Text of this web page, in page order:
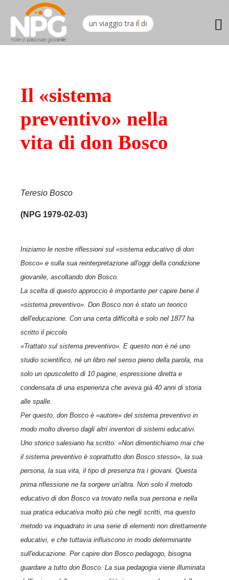
Il «sistema
preventivo» nella
vita di don Bosco
Teresio Bosco
(NPG 1979-02-03)
Iniziamo le nostre riflessioni sul «sistema educativo di don
Bosco» e sulla sua reinterpretazione all'oggi della condizione
giovanile, ascoltando don Bosco.
La scelta di questo approccio è importante per capire bene il
«sistema preventivo». Don Bosco non è stato un teorico
dell'educazione. Con una certa difficoltà e solo nel 1877 ha
scritto il piccolo
«Trattato sul sistema preventivo». E questo non è né uno
studio scientifico, né un libro nel senso pieno della parola, ma
solo un opuscoletto di 10 pagine, espressione diretta e
condensata di una esperienza che aveva già 40 anni di storia
alle spalle.
Per questo, don Bosco è «autore» del sistema preventivo in
modo molto diverso dagli altri inventori di sistemi educativi.
Uno sto­rico salesiano ha scritto: «Non dimentichiamo mai che
il sistema preventivo è soprattutto don Bosco stesso», la sua
persona, la sua vita, il tipo di presenza tra i giovani. Questa
prima riflessione ne fa sorgere un'altra. Non solo il metodo
educativo di don Bosco va trovato nella sua persona e nella
sua pratica educativa molto più che negli scritti, ma questo
metodo va inquadrato in una serie di elementi non direttamente
educativi, e che tuttavia influiscono in modo determinante
sull'educazione. Per capire don Bosco peda­gogo, bisogna
guardare a tutto don Bosco. La sua pedagogia viene illuminata